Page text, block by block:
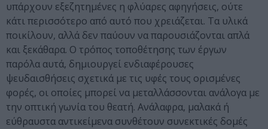
υπάρχουν εξεζητημένες η φλύαρες αφηγήσεις, ούτε
κάτι περισσότερο από αυτό που χρειάζεται. Τα υλικά
ποικίλουν, αλλά δεν παύουν να παρουσιάζονται απλά
και ξεκάθαρα. Ο τρόπος τοποθέτησης των έργων
παρόλα αυτά, δημιουργεί ενδιαφέρουσες
ψευδαισθήσεις σχετικά με τις υφές τους ορισμένες
φορές, οι οποίες μπορεί να μεταλλάσσονται ανάλογα με
την οπτική γωνία του θεατή. Ανάλαφρα, μαλακά ή
εύθραυστα αντικείμενα συνθέτουν συνεκτικές δομές